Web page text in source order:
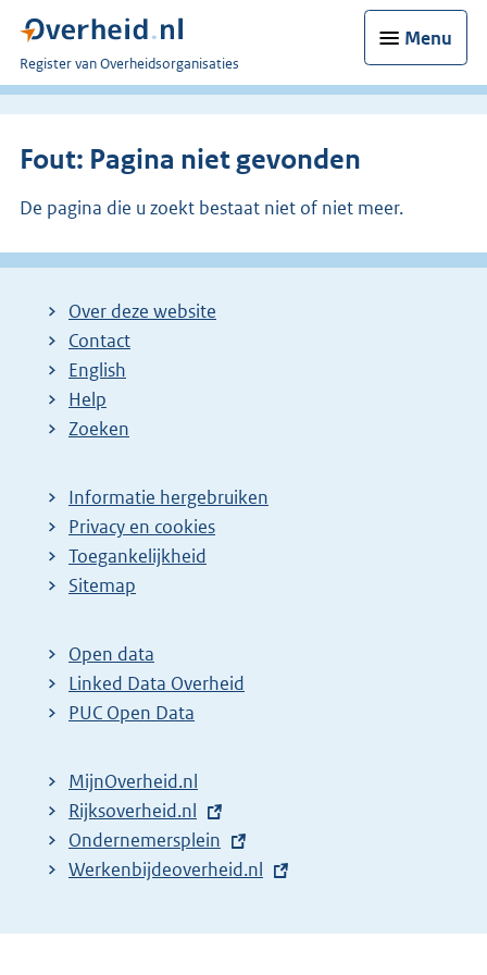
Menu
U
bent
Register van Overheidsorganisaties
Fout: Pagina niet gevonden
De pagina die u zoekt bestaat niet of niet meer.
Over deze website
Contact
English
Help
Zoeken
Informatie hergebruiken
Privacy en cookies
Toegankelijkheid
Sitemap
Open data
Linked Data Overheid
PUC Open Data
MijnOverheid.nl
E
x
t
r
Rijksoverheid.nl
E
x
e
Ondernemersplein
E
t
Werkenbijdeoverheid.nl